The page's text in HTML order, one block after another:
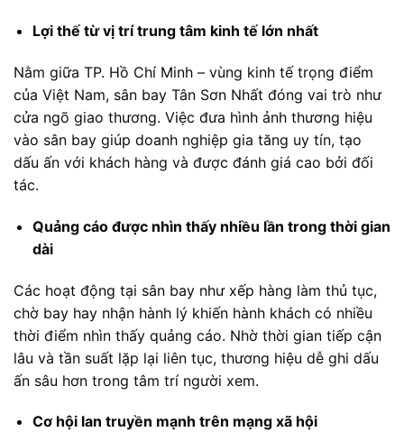
Lợi thế từ vị trí trung tâm kinh tế lớn nhất
Nằm giữa TP. Hồ Chí Minh – vùng kinh tế trọng điểm
của Việt Nam, sân bay Tân Sơn Nhất đóng vai trò như
cửa ngõ giao thương. Việc đưa hình ảnh thương hiệu
vào sân bay giúp doanh nghiệp gia tăng uy tín, tạo
dấu ấn với khách hàng và được đánh giá cao bởi đối
tác.
Quảng cáo được nhìn thấy nhiều lần trong thời gian
dài
Các hoạt động tại sân bay như xếp hàng làm thủ tục,
chờ bay hay nhận hành lý khiến hành khách có nhiều
thời điểm nhìn thấy quảng cáo. Nhờ thời gian tiếp cận
lâu và tần suất lặp lại liên tục, thương hiệu dễ ghi dấu
ấn sâu hơn trong tâm trí người xem.
Cơ hội lan truyền mạnh trên mạng xã hội